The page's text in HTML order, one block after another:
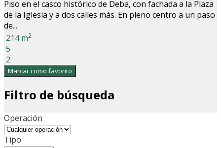
Piso en el casco histórico de Deba, con fachada a la Plaza
de la Iglesia y a dos calles más. En pleno centro a un paso
de...
214 m2
5
2
Marcar como favorito
Filtro de búsqueda
Operación
Tipo